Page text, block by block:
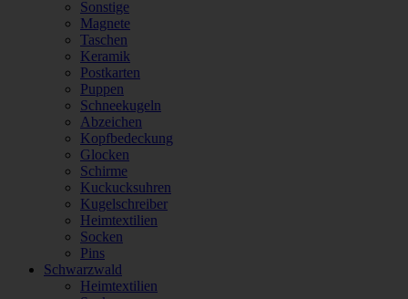
Sonstige
Magnete
Taschen
Keramik
Postkarten
Puppen
Schneekugeln
Abzeichen
Kopfbedeckung
Glocken
Schirme
Kuckucksuhren
Kugelschreiber
Heimtextilien
Socken
Pins
Schwarzwald
Heimtextilien